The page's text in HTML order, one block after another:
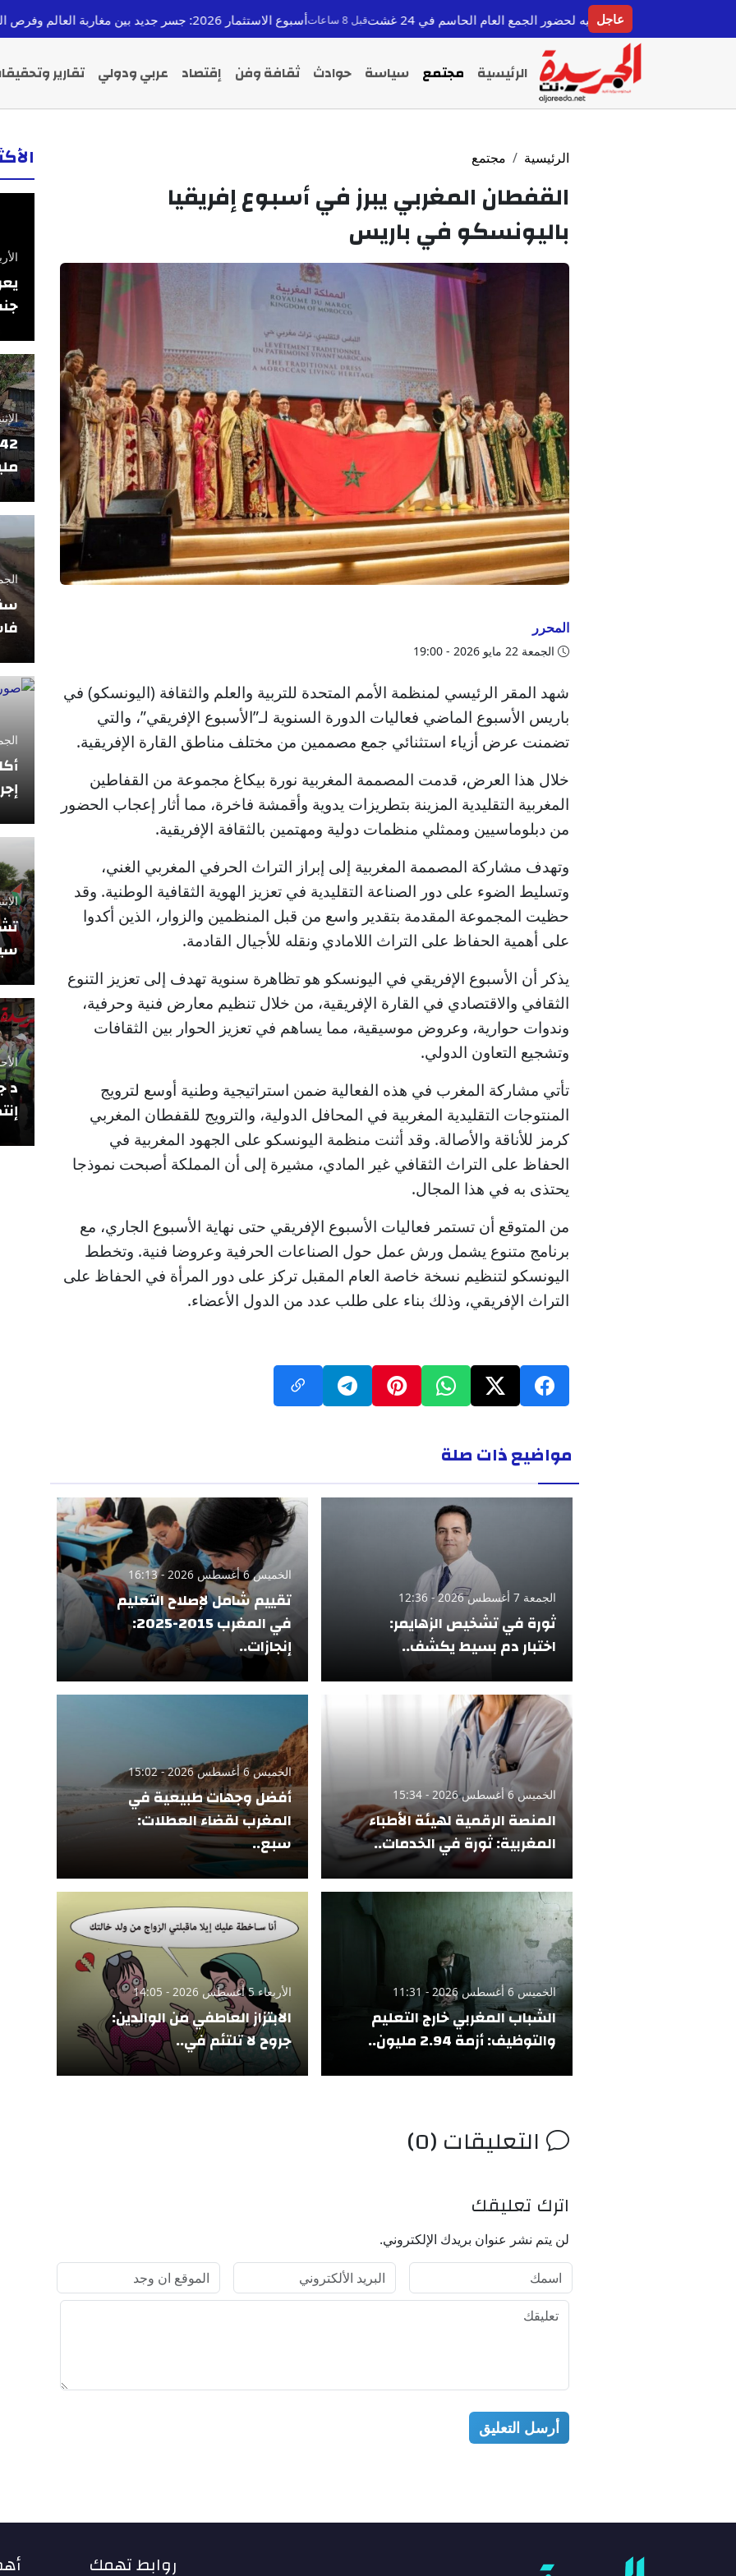
عاجل
منخرطيه لحضور الجمع العام الحاسم في 24 غشت قبل 8 ساعات أسبوع الاستثمار 2026: جسر جديد بين مغاربة العالم وفرص التنمية الجهوية بالمملكة
الرئيسية مجتمع سياسة حوادث ثقافة وفن إقتصاد عربي ودولي تقارير
الرئيسية مجتمع
القفطان المغربي يبرز في أسبوع إفريقيا
باليونسكو في باريس
المحرر
الجمعة 22 مايو 2026 - 19:00
شهد المقر الرئيسي لمنظمة الأمم المتحدة للتربية والعلم والثقافة (اليونسكو) في
باريس الأسبوع الماضي فعاليات الدورة السنوية لـ”الأسبوع الإفريقي”، والتي
تضمنت عرض أزياء استثنائي جمع مصممين من مختلف مناطق القارة الإفريقية.
خلال هذا العرض، قدمت المصممة المغربية نورة بيكاغ مجموعة من القفاطين
المغربية التقليدية المزينة بتطريزات يدوية وأقمشة فاخرة، مما أثار إعجاب الحضور
من دبلوماسيين وممثلي منظمات دولية ومهتمين بالثقافة الإفريقية.
وتهدف مشاركة المصممة المغربية إلى إبراز التراث الحرفي المغربي الغني،
وتسليط الضوء على دور الصناعة التقليدية في تعزيز الهوية الثقافية الوطنية. وقد
حظيت المجموعة المقدمة بتقدير واسع من قبل المنظمين والزوار، الذين أكدوا
على أهمية الحفاظ على التراث اللامادي ونقله للأجيال القادمة.
يذكر أن الأسبوع الإفريقي في اليونسكو هو تظاهرة سنوية تهدف إلى تعزيز التنوع
الثقافي والاقتصادي في القارة الإفريقية، من خلال تنظيم معارض فنية وحرفية،
وندوات حوارية، وعروض موسيقية، مما يساهم في تعزيز الحوار بين الثقافات
وتشجيع التعاون الدولي.
تأتي مشاركة المغرب في هذه الفعالية ضمن استراتيجية وطنية أوسع لترويج
المنتوجات التقليدية المغربية في المحافل الدولية، والترويج للقفطان المغربي
كرمز للأناقة والأصالة. وقد أثنت منظمة اليونسكو على الجهود المغربية في
الحفاظ على التراث الثقافي غير المادي، مشيرة إلى أن المملكة أصبحت نموذجا
يحتذى به في هذا المجال.
من المتوقع أن تستمر فعاليات الأسبوع الإفريقي حتى نهاية الأسبوع الجاري، مع
برنامج متنوع يشمل ورش عمل حول الصناعات الحرفية وعروضا فنية. وتخطط
اليونسكو لتنظيم نسخة خاصة العام المقبل تركز على دور المرأة في الحفاظ على
التراث الإفريقي، وذلك بناء على طلب عدد من الدول الأعضاء.
مواضيع ذات صلة
الجمعة 7 أغسطس 2026 - 12:36
ثورة في تشخيص الزهايمر:
اختبار دم بسيط يكشف..
الخميس 6 أغسطس 2026 - 16:13
تقييم شامل لإصلاح التعليم
في المغرب 2015-2025:
إنجازات..
الخميس 6 أغسطس 2026 - 15:34
المنصة الرقمية لهيئة الأطباء
المغربية: ثورة في الخدمات..
الخميس 6 أغسطس 2026 - 15:02
أفضل وجهات طبيعية في
المغرب لقضاء العطلات:
سبع..
الخميس 6 أغسطس 2026 - 11:31
الشباب المغربي خارج التعليم
والتوظيف: أزمة 2.94 مليون..
الأربعاء 5 أغسطس 2026 - 14:05
الابتزاز العاطفي من الوالدين:
جروح لا تلتئم في..
التعليقات (0)
اترك تعليقك
لن يتم نشر عنوان بريدك الإلكتروني.
أرسل التعليق
الأربعاء 26
الإثنين 17
الجمعة 11
الجمعة 12
الإثنين 10
الأحد 5 أكتوبر
د
روابط تهمك